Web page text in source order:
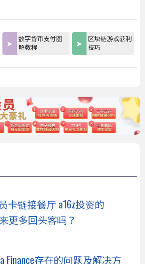
数字货币支付图
解教程
区块链游戏获利
技巧
卡链接餐厅 a16z投资的
更多回头客吗？
Finance存在的问题及解决方